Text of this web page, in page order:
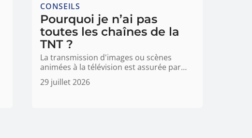
CONSEILS
Pourquoi je n’ai pas
toutes les chaînes de la
TNT ?
La transmission d'images ou scènes
animées à la télévision est assurée par…
29 juillet 2026